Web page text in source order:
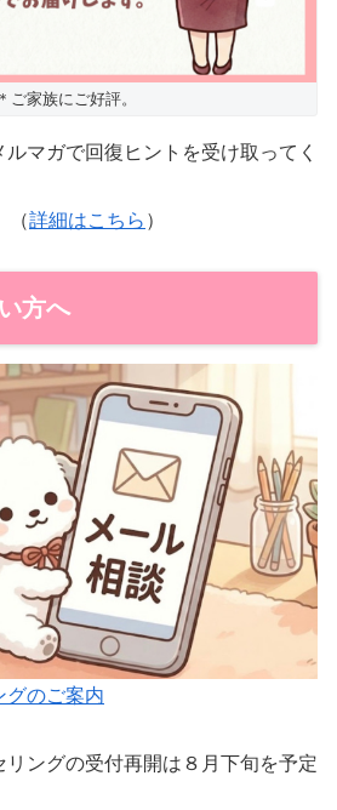
＊ご家族にご好評。
マガで回復ヒントを受け取ってく
（詳細はこちら ）
方へ
のご案内
リングの受付再開は８月下旬を予定